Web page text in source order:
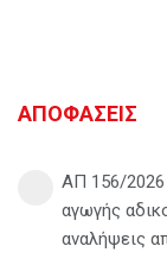
ΑΠΟΦΑΣΕΙΣ
ΑΠ 156/2026
αγωγής
αναλήψεις